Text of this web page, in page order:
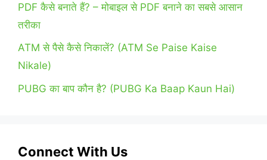
PDF कैसे बनाते हैं? – मोबाइल से PDF बनाने का सबसे आसान
तरीका
ATM से पैसे कैसे निकालें? (ATM Se Paise Kaise
Nikale)
PUBG का बाप कौन है? (PUBG Ka Baap Kaun Hai)
Connect With Us